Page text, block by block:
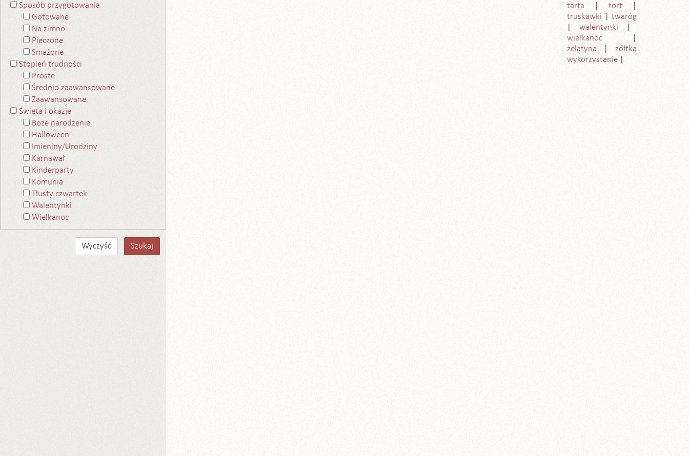
Sposób przygotowania
Gotowane
Na zimno
Pieczone
Smażone
Stopień trudności
Proste
Średnio zaawansowane
Zaawansowane
Święta i okazje
Boże narodzenie
Halloween
Imieniny/Urodziny
Karnawał
Kinderparty
Komunia
Tłusty czwartek
Walentynki
Wielkanoc
tarta
tort
truskawki
twaróg
walentynki
wielkanoc
żelatyna
żółtka
wykorzystanie